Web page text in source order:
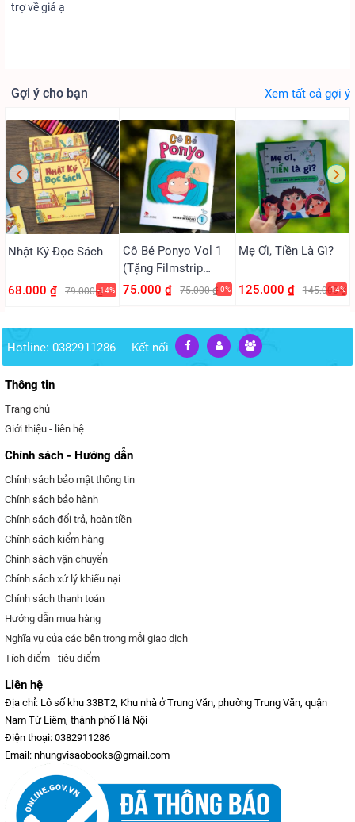
trợ về giá ạ
Gợi ý cho bạn Xem tất cả gợi ý
Nhật Ký Đọc Sách
68.000 ₫ 79.000 ₫-14%
Cô Bé Ponyo Vol 1
(Tặng Filmstrip
PVC)
75.000 ₫ 75.000 ₫-0%
Mẹ Ơi, Tiền Là Gì?
125.000 ₫ 145.000 ₫
-14%
Hotline: 0382911286 Kết nối
Thông tin
Trang chủ
Giới thiệu - liên hệ
Chính sách - Hướng dẫn
Chính sách bảo mật thông tin
Chính sách bảo hành
Chính sách đổi trả, hoàn tiền
Chính sách kiểm hàng
Chính sách vận chuyển
Chính sách xử lý khiếu nại
Chính sách thanh toán
Hướng dẫn mua hàng
Nghĩa vụ của các bên trong mỗi giao dịch
Tích điểm - tiêu điểm
Liên hệ
Địa chỉ: Lô số khu 33BT2, Khu nhà ở Trung Văn, phường Trung Văn, quận
Nam Từ Liêm, thành phố Hà Nội
Điện thoại: 0382911286
Email: nhungvisaobooks@gmail.com